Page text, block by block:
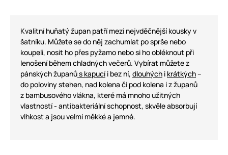
Kvalitní huňatý župan patří mezi nejvděčnější kousky v
šatníku. Můžete se do něj zachumlat po sprše nebo
koupeli, nosit ho přes pyžamo nebo si ho obléknout při
lenošení během chladných večerů. Vybírat můžete z
pánských županůs kapucí i bez ní, dlouhých i krátkých–
do poloviny stehen, nad kolena či pod kolena i z županů
z bambusového vlákna, které má mnoho užitných
vlastností - antibakteriální schopnost, skvěle absorbují
vlhkost a jsou velmi měkké a jemné.